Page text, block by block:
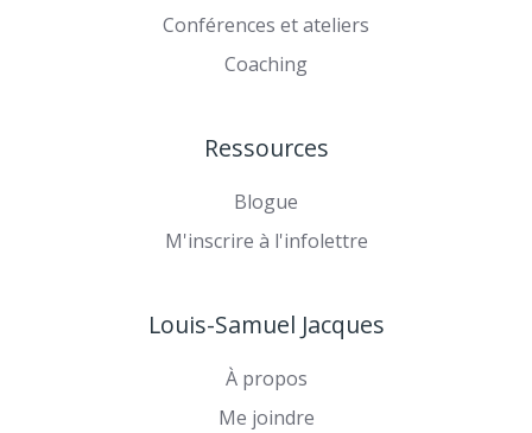
Conférences et ateliers
Coaching
Ressources
Blogue
M'inscrire à l'infolettre
Louis-Samuel Jacques
À propos
Me joindre